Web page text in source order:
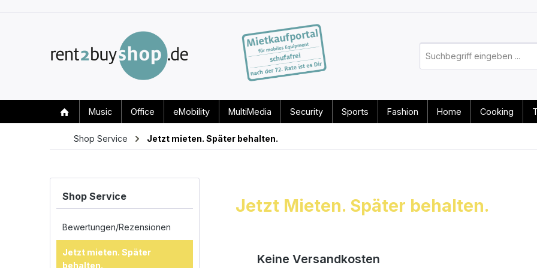
Music Office eMobility MultiMedia Security Sports Fashion Home Cooking
Shop Service Jetzt mieten. Später behalten.
Shop Service
Bewertungen/Rezensionen
Jetzt mieten. Später
behalten.
Jetzt Mieten. Später behalten.
Keine Versandkosten